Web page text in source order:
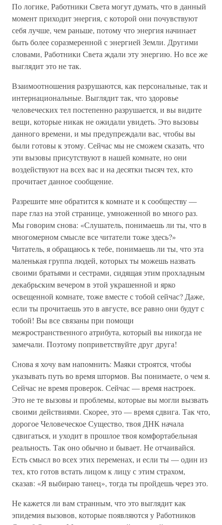
По логике, Работники Света могут думать, что в данный
момент приходит энергия, с которой они почувствуют
себя лучше, чем раньше, потому что энергия начинает
быть более соразмеренной с энергией Земли. Другими
словами, Работники Света ждали эту энергию. Но все же
выглядит это не так.
Взаимоотношения разрушаются, как персональные, так и
интернациональные. Выглядит так, что здоровье
человеческих тел постепенно разрушается, и вы видите
вещи, которые никак не ожидали увидеть. Это вызовы
данного времени, и мы предупреждали вас, чтобы вы
были готовы к этому. Сейчас мы не сможем сказать, что
эти вызовы присутствуют в нашей комнате, но они
воздействуют на всех вас и на десятки тысяч тех, кто
прочитает данное сообщение.
Разрешите мне обратится к комнате и к сообществу —
паре глаз на этой странице, умноженной во много раз.
Мы говорим снова: «Слушатель, понимаешь ли ты, что в
многомерном смысле все читатели тоже здесь?»
Читатель, я обращаюсь к тебе, понимаешь ли ты, что эта
маленькая группа людей, которых ты можешь назвать
своими братьями и сестрами, сидящая этим прохладным
декабрьским вечером в этой украшенной и ярко
освещенной комнате, тоже вместе с тобой сейчас? Даже,
если ты прочитаешь это в августе, все равно они будут с
тобой! Вы все связаны при помощи
межространственного атрибута, который вы никогда не
замечали. Поэтому поприветствуйте друг друга!
Снова я хочу вам напомнить: Маяки строятся, чтобы
указывать путь во время штормов. Вы понимаете, о чем я.
Сейчас не время проверок. Сейчас — время настроек.
Это не те вызовы и проблемы, которые вы могли вызвать
своими действиями. Скорее, это — время сдвига. Так что,
дорогое Человеческое Существо, твоя ДНК начала
сдвигаться, и уходит в прошлое твоя комфортабельная
реальность. Так оно обычно и бывает. Не отчаивайся.
Есть смысл во всех этих переменах, и если ты — один из
тех, кто готов встать лицом к лицу с этим страхом,
сказав: «Я выбираю танец», тогда ты пройдешь через это.
Не кажется ли вам странным, что это выглядит как
эпидемия вызовов, которые появляются у Работников